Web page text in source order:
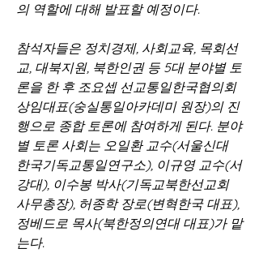
의 역할에 대해 발표할 예정이다.
참석자들은 정치경제, 사회교육, 목회선
교, 대북지원, 북한인권 등 5대 분야별 토
론을 한 후 조요셉 선교통일한국협의회
상임대표(숭실통일아카데미 원장)의 진
행으로 종합 토론에 참여하게 된다. 분야
별 토론 사회는 오일환 교수(서울신대
한국기독교통일연구소), 이규영 교수(서
강대), 이수봉 박사(기독교북한선교회
사무총장), 허종학 장로(변혁한국 대표),
정베드로 목사(북한정의연대 대표)가 맡
는다.